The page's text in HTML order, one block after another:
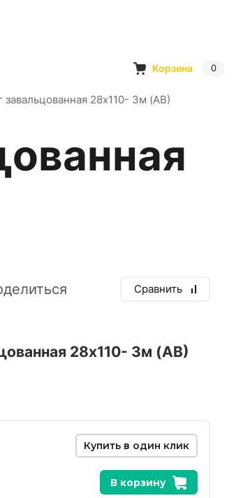
Корзина 0
завальцованная 28х110- 3м (АВ)
Сравнить
28х110- 3м (АВ)
В корзину
Купить в один клик